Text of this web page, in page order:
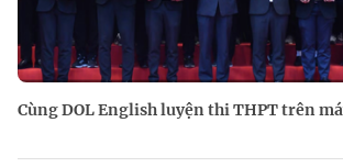
Cùng DOL English luyện thi THPT trên